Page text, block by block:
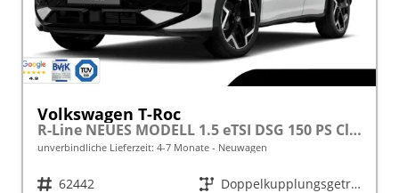
Volkswagen T-Roc
R-Line NEUES MODELL 1.5 eTSI DSG 150 PS Climatronic LED App Connect
unverbindliche Lieferzeit: 4-7 Monate Neuwagen
Fahrzeugnr. 62442 Getriebe
Doppelkupplungsgetriebe (DSG)